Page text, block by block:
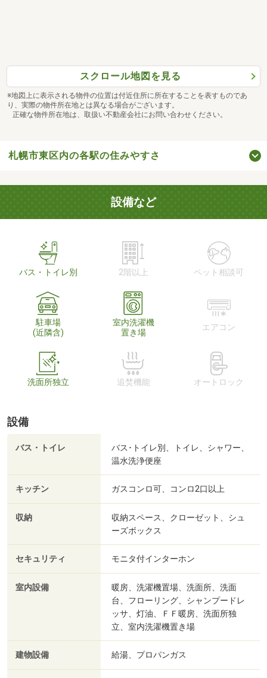
スクロール地図を見る
※地図上に表示される物件の位置は付近住所に所在することを表すものであ
り、実際の物件所在地とは異なる場合がございます。
正確な物件所在地は、取扱い不動産会社にお問い合わせください。
札幌市東区内の各駅の住みやすさ
設備など
バス・トイレ別 2階以上 ペット相談可
駐車場
(近隣含)
室内洗濯機
置き場
エアコン
洗面所独立 追焚機能 オートロック
設備
バス・トイレ
バス･トイレ別、トイレ、シャワー、
温水洗浄便座
キッチン ガスコンロ可、コンロ2口以上
収納
収納スペース、クローゼット、シュ
ーズボックス
セキュリティ モニタ付インターホン
室内設備
暖房、洗濯機置場、洗面所、洗面
台、フローリング、シャンプードレ
ッサ、灯油、ＦＦ暖房、洗面所独
立、室内洗濯機置き場
建物設備 給湯、プロパンガス